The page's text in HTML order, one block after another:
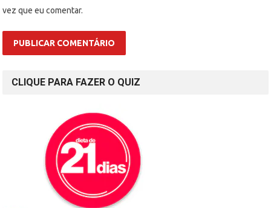
vez que eu comentar.
CLIQUE PARA FAZER O QUIZ